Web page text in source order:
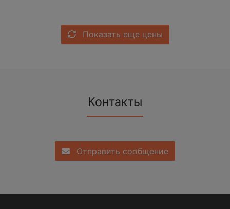
Показать еще цены
Контакты
Отправить сообщение